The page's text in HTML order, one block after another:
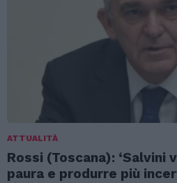
ATTUALITÀ
Rossi (Toscana): ‘Salvini
paura e produrre più